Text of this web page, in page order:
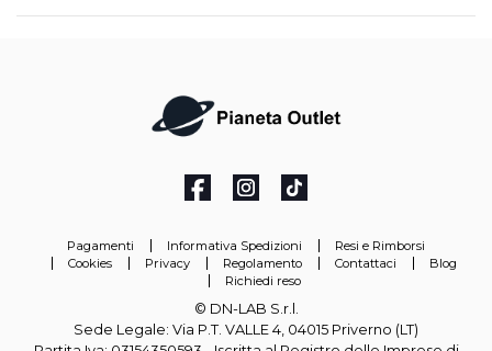
Pagamenti Informativa Spedizioni
Resi e Rimborsi
Cookies
Privacy Regolamento Contattaci
Blog
Richiedi reso
© DN-LAB S.r.l.
Sede Legale: Via P.T. VALLE 4, 04015 Priverno (LT)